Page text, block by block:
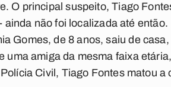
O principal suspeito, Tiago
ainda não foi localizada até
Gomes, de 8 anos, saiu de
uma amiga da mesma faixa
Civil, Tiago Fontes matou